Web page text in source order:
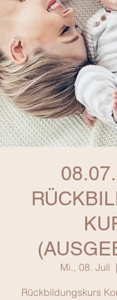
Mi., 08. Juli
  |
Rückbildungskurs